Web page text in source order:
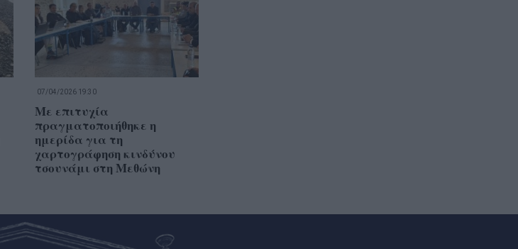
07/04/2026 19:30
Με επιτυχία
πραγματοποιήθηκε η
ημερίδα για τη
χαρτογράφηση κινδύνου
τσουνάμι στη Μεθώνη